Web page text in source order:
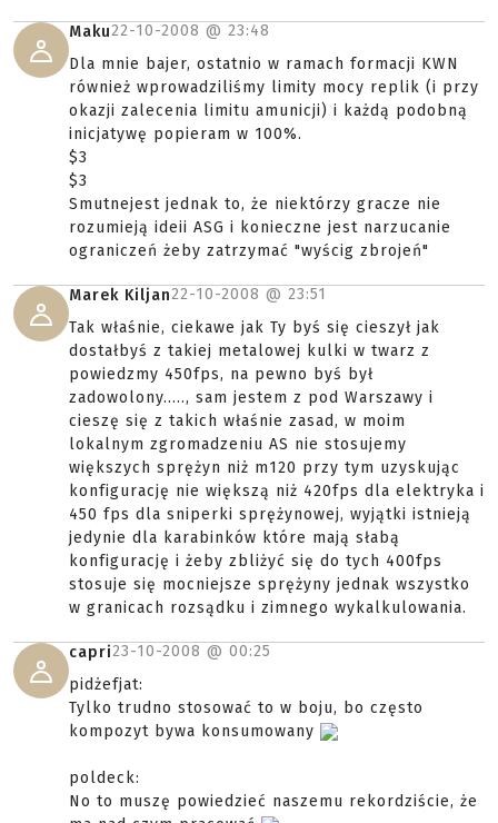
Maku22-10-2008 @ 23:48
Dla mnie bajer, ostatnio w ramach formacji KWN
również wprowadziliśmy limity mocy replik (i przy
okazji zalecenia limitu amunicji) i każdą podobną
inicjatywę popieram w 100%.
$3
$3
Smutnejest jednak to, że niektórzy gracze nie
rozumieją ideii ASG i konieczne jest narzucanie
ograniczeń żeby zatrzymać "wyścig zbrojeń"
Marek Kiljan22-10-2008 @ 23:51
Tak właśnie, ciekawe jak Ty byś się cieszył jak
dostałbyś z takiej metalowej kulki w twarz z
powiedzmy 450fps, na pewno byś był
zadowolony....., sam jestem z pod Warszawy i
cieszę się z takich właśnie zasad, w moim
lokalnym zgromadzeniu AS nie stosujemy
większych sprężyn niż m120 przy tym uzyskując
konfigurację nie większą niż 420fps dla elektryka i
450 fps dla sniperki sprężynowej, wyjątki istnieją
jedynie dla karabinków które mają słabą
konfigurację i żeby zbliżyć się do tych 400fps
stosuje się mocniejsze sprężyny jednak wszystko
w granicach rozsądku i zimnego wykalkulowania.
capri23-10-2008 @ 00:25
pidżefjat:
Tylko trudno stosować to w boju, bo często
kompozyt bywa konsumowany
poldeck:
No to muszę powiedzieć naszemu rekordziście, że